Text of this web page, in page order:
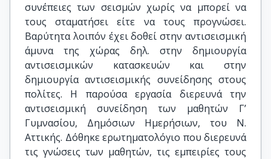
συνέπειες των σεισμών χωρίς να μπορεί να
τους σταματήσει είτε να τους προγνώσει.
Βαρύτητα λοιπόν έχει δοθεί στην αντισεισμική
άμυνα της χώρας δηλ. στην δημιουργία
αντισεισμικών κατασκευών και στην
δημιουργία αντισεισμικής συνείδησης στους
πολίτες. Η παρούσα εργασία διερευνά την
αντισεισμική συνείδηση των μαθητών Γ’
Γυμνασίου, Δημόσιων Ημερήσιων, του Ν.
Αττικής. Δόθηκε ερωτηματολόγιο που διερευνά
τις γνώσεις των μαθητών, τις εμπειρίες τους